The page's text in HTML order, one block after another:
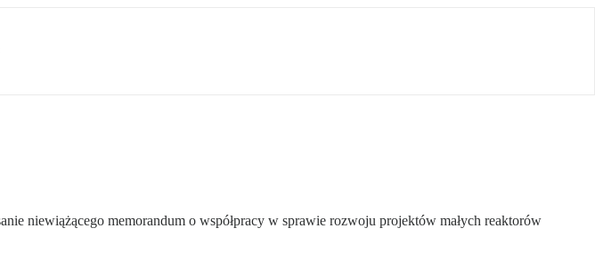
niewiążącego memorandum o współpracy w sprawie rozwoju projektów małych reaktorów